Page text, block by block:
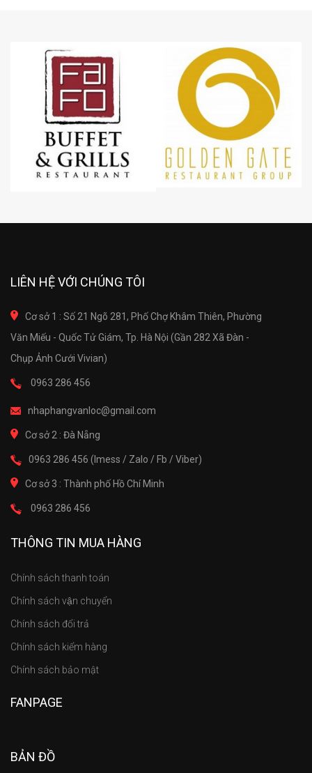
LIÊN HỆ VỚI CHÚNG TÔI
Cơ sở 1 : Số 21 Ngõ 281, Phố Chợ Khâm Thiên, Phường
Văn Miếu - Quốc Tử Giám, Tp. Hà Nội (Gần 282 Xã Đàn -
Chụp Ảnh Cưới Vivian)
0963 286 456
nhaphangvanloc@gmail.com
Cơ sở 2 : Đà Nẵng
0963 286 456 (Imess / Zalo / Fb / Viber)
Cơ sở 3 : Thành phố Hồ Chí Minh
0963 286 456
THÔNG TIN MUA HÀNG
Chính sách thanh toán
Chính sách vận chuyển
Chính sách đổi trả
Chính sách kiểm hàng
Chính sách bảo mật
FANPAGE
BẢN ĐỒ